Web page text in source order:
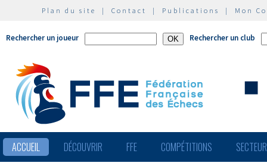
Plan du site | Contact | Publications | Mon
Rechercher un joueur Rechercher un club
ACCUEIL DÉCOUVRIR FFE COMPÉTITIONS